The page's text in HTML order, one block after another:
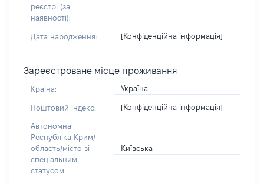
реєстрі (за
наявності):
Дата народження: [Конфіденційна інформація]
Зареєстроване місце проживання
Країна: Україна
Поштовий індекс: [Конфіденційна інформація]
Автономна
Республіка Крим/
область/місто зі
спеціальним
статусом:
Київська